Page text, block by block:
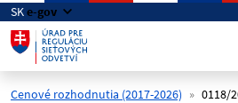
Preskočiť na hlavný obsah
SKe-gov
Cenové rozhodnutia (2017-2026) 0118/